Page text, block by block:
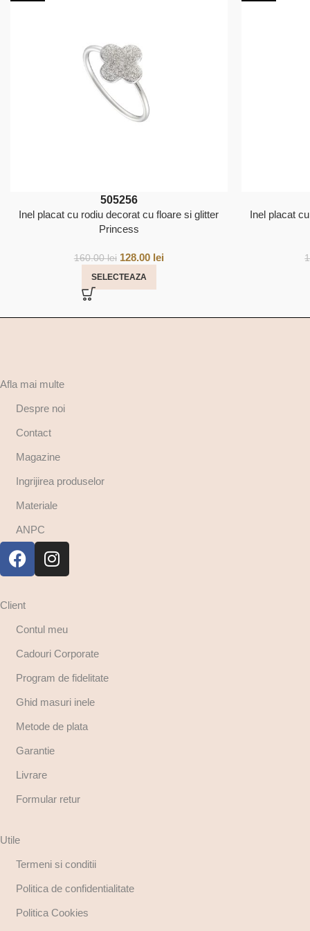
505256
Inel placat cu rodiu decorat cu floare si glitter
Princess
160.00lei 128.00 lei
SELECTEAZA
Inel placat
Afla mai multe
Despre noi
Contact
Magazine
Ingrijirea produselor
Materiale
ANPC
Client
Contul meu
Cadouri Corporate
Program de fidelitate
Ghid masuri inele
Metode de plata
Garantie
Livrare
Formular retur
Utile
Termeni si conditii
Politica de confidentialitate
Politica Cookies